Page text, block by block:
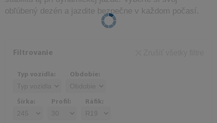
obľúbený dezén a jazdite bezpečne v každom počasí.
Filtrovanie
Typ vozidla: Obdobie:
Šírka: Profil: Ráfik: